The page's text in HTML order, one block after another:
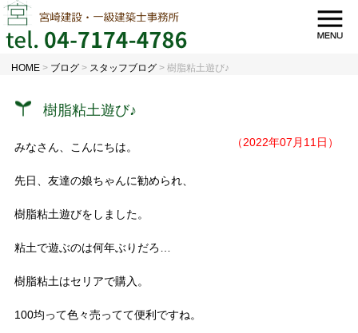
HOME > ブログ > スタッフブログ >樹脂粘土遊び♪
樹脂粘土遊び♪
（2022年07月11日）
みなさん、こんにちは。
先日、友達の娘ちゃんに勧められ、
樹脂粘土遊びをしました。
粘土で遊ぶのは何年ぶりだろ…
樹脂粘土はセリアで購入。
100均って色々売ってて便利ですね。